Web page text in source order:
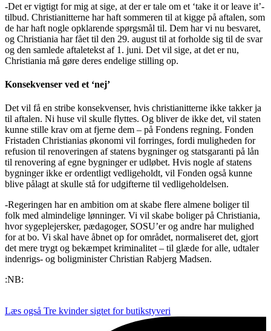
-Det er vigtigt for mig at sige, at der er tale om et ‘take it or leave it’-
tilbud. Christianitterne har haft sommeren til at kigge på aftalen, som
de har haft nogle opklarende spørgsmål til. Dem har vi nu besvaret,
og Christiania har fået til den 29. august til at forholde sig til de svar
og den samlede aftaletekst af 1. juni. Det vil sige, at det er nu,
Christiania må gøre deres endelige stilling op.
Konsekvenser ved et ‘nej’
Det vil få en stribe konsekvenser, hvis christianitterne ikke takker ja
til aftalen. Ni huse vil skulle flyttes. Og bliver de ikke det, vil staten
kunne stille krav om at fjerne dem – på Fondens regning. Fonden
Fristaden Christianias økonomi vil forringes, fordi muligheden for
refusion til renoveringen af statens bygninger og statsgaranti på lån
til renovering af egne bygninger er udløbet. Hvis nogle af statens
bygninger ikke er ordentligt vedligeholdt, vil Fonden også kunne
blive pålagt at skulle stå for udgifterne til vedligeholdelsen.
-Regeringen har en ambition om at skabe flere almene boliger til
folk med almindelige lønninger. Vi vil skabe boliger på Christiania,
hvor sygeplejersker, pædagoger, SOSU’er og andre har mulighed
for at bo. Vi skal have åbnet op for området, normaliseret det, gjort
det mere trygt og bekæmpet kriminalitet – til glæde for alle, udtaler
indenrigs- og boligminister Christian Rabjerg Madsen.
:NB:
Læs også Tre kvinder sigtet for butikstyveri